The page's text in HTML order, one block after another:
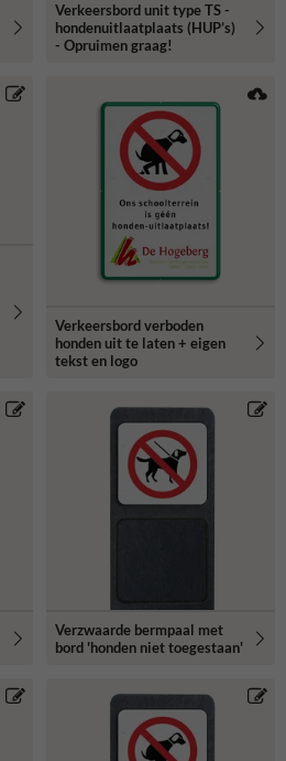
Verkeersbord unit type TS -
hondenuitlaatplaats (HUP’s)
- Opruimen graag!
Verkeersbord verboden
honden uit te laten + eigen
tekst en logo
Verzwaarde bermpaal met
bord 'honden niet toegestaan'